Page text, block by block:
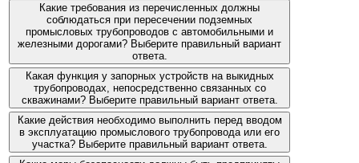
Какие требования из перечисленных должны
соблюдаться при пересечении подземных
промысловых трубопроводов с автомобильными и
железными дорогами? Выберите правильный вариант
ответа.
Какая функция у запорных устройств на выкидных
трубопроводах, непосредственно связанных со
скважинами? Выберите правильный вариант ответа.
Какие действия необходимо выполнить перед вводом
в эксплуатацию промыслового трубопровода или его
участка? Выберите правильный вариант ответа.